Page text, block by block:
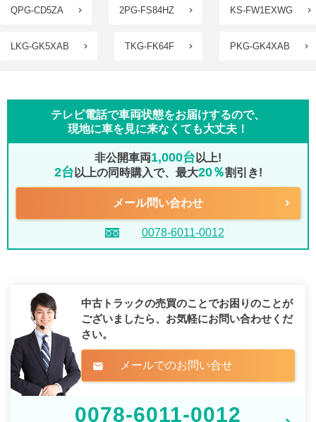
QPG-CD5ZA 2PG-FS84HZ KS-FW1EXWG
LKG-GK5XAB TKG-FK64F PKG-GK4XAB
テレビ電話で車両状態をお届けするので、
現地に車を見に来なくても大丈夫！
非公開車両1,000台 以上!
2台 以上の同時購入で、最大20％割引き!
メール問い合わせ
0078-6011-0012
中古トラックの売買のことでお困りのことが
ございましたら、 お気軽にお問い合わせくだ
さい。
mail メールでのお問い合せ
0078-6011-0012